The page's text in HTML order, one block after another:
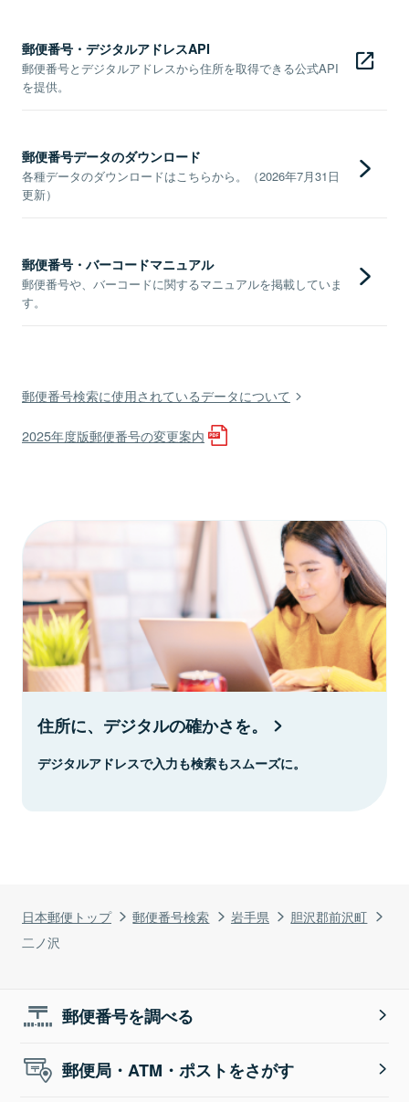
日本郵便トップ 郵便番号検索 岩手県
胆沢郡前沢町
二ノ沢
郵便番号・デジタルアドレスAPI
郵便番号とデジタルアドレスから住所を取得できる公式API
を提供。
郵便番号データのダウンロード
各種データのダウンロードはこちらから。（2026年7月31日
更新）
郵便番号・バーコードマニュアル
郵便番号や、バーコードに関するマニュアルを掲載していま
す。
郵便番号検索に使用されているデータについて
2025年度版郵便番号の変更案内
住所に、デジタルの確かさを。
デジタルアドレスで入力も検索もスムーズに。
郵便番号を調べる
郵便局・ATM・ポストをさがす